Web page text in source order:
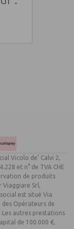
Vicolo de’ Calvi 2,
et n° de TVA CHE
de produits
Viaggiare Srl,
est situé Via
des Opérateurs de
Les autres prestations
de 100.000 €,